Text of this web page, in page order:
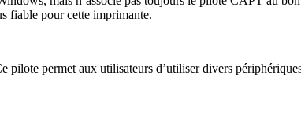
fiable pour cette imprimante.
permet aux utilisateurs d’utiliser divers